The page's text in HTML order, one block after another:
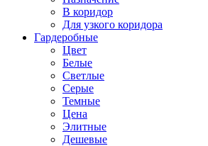
В коридор
Для узкого коридора
Гардеробные
Цвет
Белые
Светлые
Серые
Темные
Цена
Элитные
Дешевые